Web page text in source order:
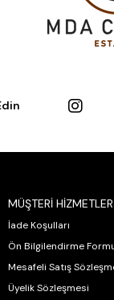
MÜŞTERİ
İade Koşulları
Ön Bilgilendirme
Mesafeli Satış
Üyelik Sözleşmesi